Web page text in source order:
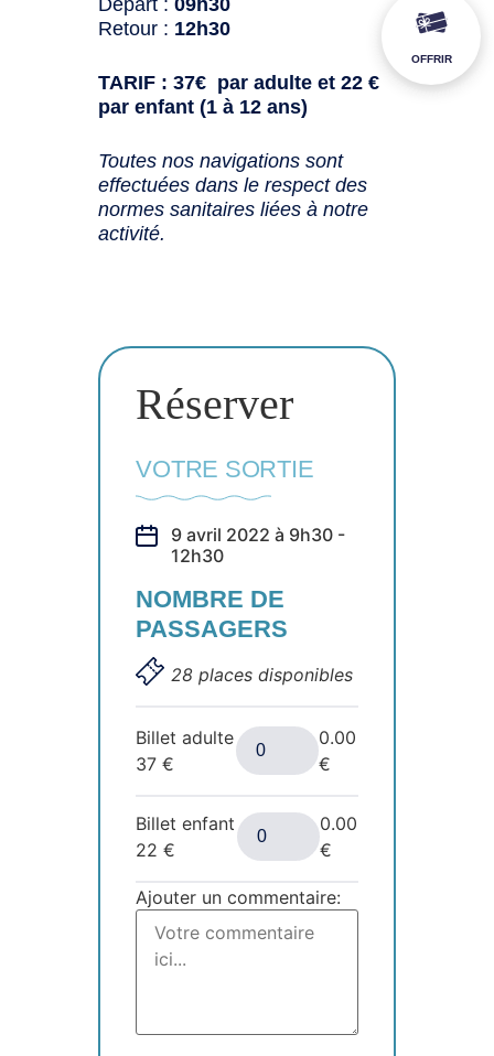
Départ :09h30
Retour : 12h30
TARIF : 37€ par adulte et 22 €
par enfant (1 à 12 ans)
Toutes nos navigations sont
effectuées dans le respect des
normes sanitaires liées à notre
activité.
Réserver
VOTRE SORTIE
9 avril 2022 à 9h30 -
12h30
NOMBRE DE
PASSAGERS
28 places disponibles
Billet adulte
37€
0.00
€
Billet enfant
22€
0.00
€
Ajouter un commentaire:
OFFRIR